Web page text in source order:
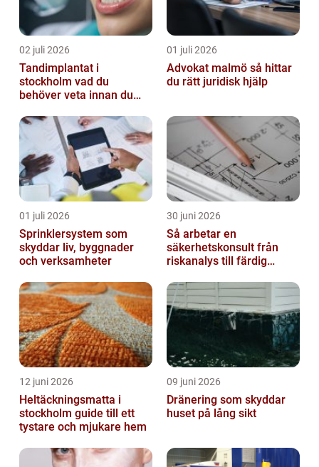
02 juli 2026
Tandimplantat i
stockholm vad du
behöver veta innan du
01 juli 2026
Advokat malmö så hittar
du rätt juridisk hjälp
01 juli 2026
Sprinklersystem som
skyddar liv, byggnader
och verksamheter
30 juni 2026
Så arbetar en
säkerhetskonsult från
riskanalys till färdig
12 juni 2026
Heltäckningsmatta i
stockholm guide till ett
tystare och mjukare hem
09 juni 2026
Dränering som skyddar
huset på lång sikt